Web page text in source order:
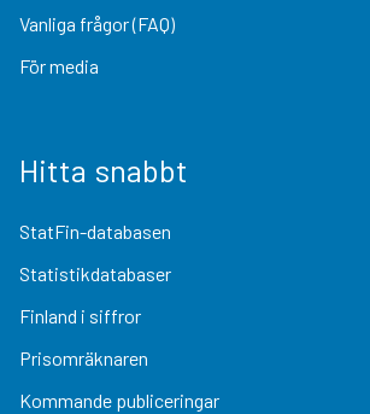
Vanliga frågor (FAQ)
För media
Hitta snabbt
StatFin-databasen
Statistikdatabaser
Finland i siffror
Prisomräknaren
Kommande publiceringar